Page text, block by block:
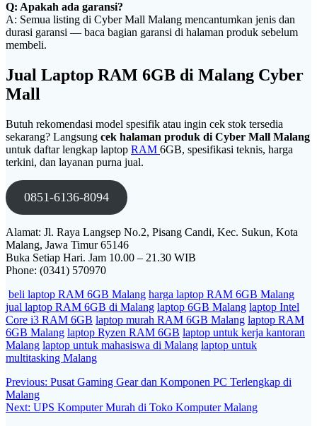
Q: Apakah ada garansi?
A: Semua listing di Cyber Mall Malang mencantumkan jenis dan
durasi garansi — baca bagian garansi di halaman produk sebelum
membeli.
Jual Laptop RAM 6GB di Malang Cyber
Mall
Butuh rekomendasi model spesifik atau ingin cek stok tersedia
sekarang? Langsung cek halaman produk di Cyber Mall Malang
untuk daftar lengkap laptop RAM 6GB, spesifikasi teknis, harga
terkini, dan layanan purna jual.
0851-6136-8094
Alamat: Jl. Raya Langsep No.2, Pisang Candi, Kec. Sukun, Kota
Malang, Jawa Timur 65146
Buka Setiap Hari. Jam 10.00 – 21.30 WIB
Phone: (0341) 570970
beli laptop RAM 6GB Malang harga laptop RAM 6GB Malang
jual laptop RAM 6GB di Malang laptop 6GB Malang laptop Intel
Core i3 RAM 6GB laptop murah RAM 6GB Malang laptop RAM
6GB Malang laptop Ryzen RAM 6GB laptop untuk kerja kantoran
Malang laptop untuk mahasiswa di Malang laptop untuk
multitasking Malang
Post
navigation
Previous: Previous
Pusat Gaming Gear dan Komponen PC Terlengkap di
Malang
Next: Next
UPS Komputer Murah di Toko Komputer Malang